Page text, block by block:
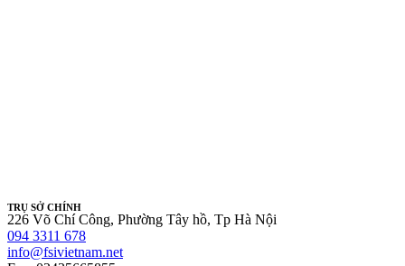
TRỤ SỞ CHÍNH
226 Võ Chí Công, Phường Tây hồ, Tp Hà Nội
094 3311 678
info@fsivietnam.net